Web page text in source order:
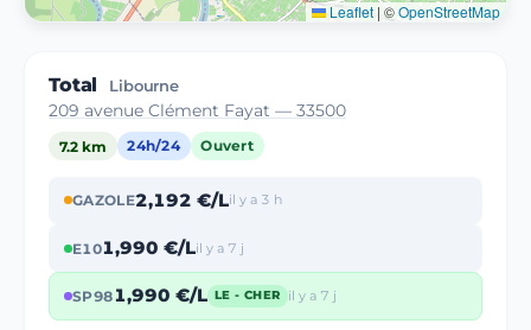
Leaflet | ©OpenStreetMap
Total Libourne
209 avenue Clément Fayat — 33500
7.2 km 24h/24 Ouvert
GAZOLE2,192 €/Lil y a 3 h
E101,990 €/Lil y a 7 j
SP981,990 €/L LE - CHER il y a 7 j